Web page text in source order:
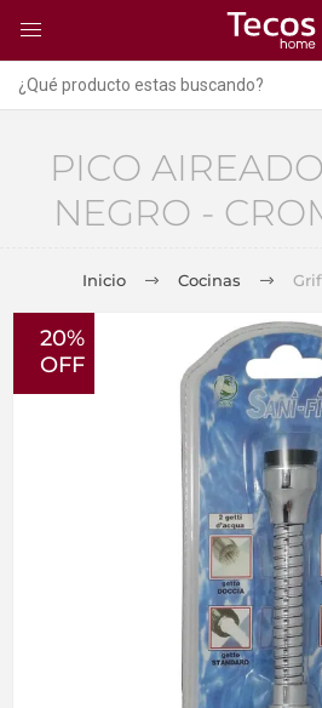
PICO
NEGRO -
Inicio Cocinas
20%
OFF